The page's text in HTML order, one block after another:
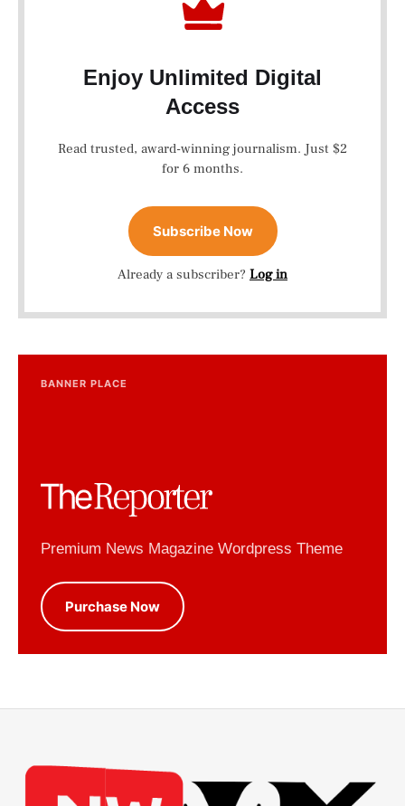
Enjoy Unlimited Digital
Access
Read trusted, award-winning journalism. Just $2
for 6 months.
Subscribe Now
Already a subscriber? Log in
BANNER PLACE
Premium News Magazine Wordpress Theme
Purchase Now